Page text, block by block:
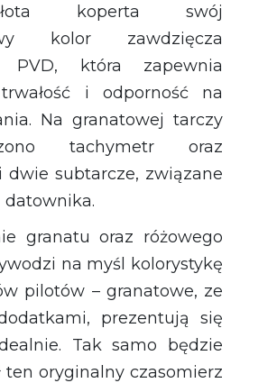
koperta swój
kolor zawdzięcza
PVD, która zapewnia
i odporność na
Na granatowej tarczy
tachymetr oraz
dwie subtarcze, związane
datownika.
granatu oraz różowego
na myśl kolorystykę
pilotów – granatowe, ze
prezentują się
Tak samo będzie
ten oryginalny czasomierz